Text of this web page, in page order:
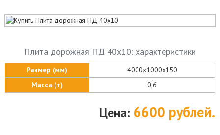
Плита дорожная ПД 40х10: характеристики
Размер (мм)
4000х1000х150
Масса (т)
0,6
Цена: 6600 рублей.